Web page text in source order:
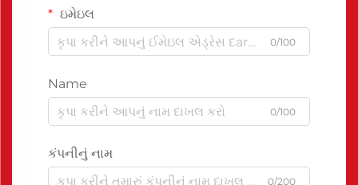
ઇમેઇલ
0/100
Name
0/100
કંપનીનું નામ
0/200